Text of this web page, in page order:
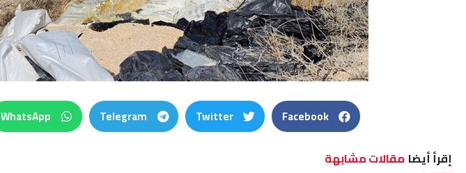
Facebook
Twitter
Telegram
WhatsApp
إقرأ أيضا مقالات مشابهة